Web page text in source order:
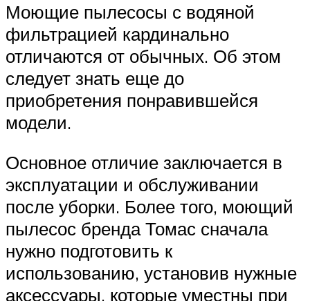
Моющие пылесосы с водяной
фильтрацией кардинально
отличаются от обычных. Об этом
следует знать еще до
приобретения понравившейся
модели.
Основное отличие заключается в
эксплуатации и обслуживании
после уборки. Более того, моющий
пылесос бренда Томас сначала
нужно подготовить к
использованию, установив нужные
аксессуары, которые уместны при